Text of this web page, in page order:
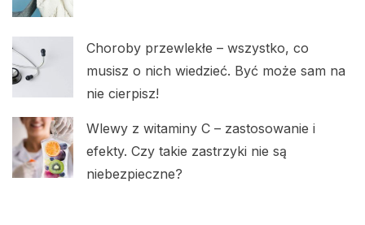
Choroby przewlekłe – wszystko, co
musisz o nich wiedzieć. Być może sam na
nie cierpisz!
Wlewy z witaminy C – zastosowanie i
efekty. Czy takie zastrzyki nie są
niebezpieczne?